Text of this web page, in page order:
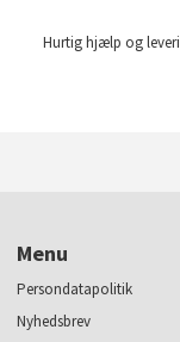
Hurtig hjælp og
Menu
Persondatapolitik
Nyhedsbrev